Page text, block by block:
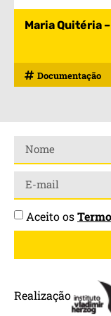
Maria Quitéria
Documentação
Realização
Aceito os